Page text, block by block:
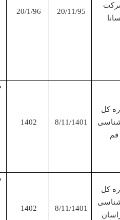
20/11/95
20/1/96
8/11/1401
1402
8/11/1401
1402